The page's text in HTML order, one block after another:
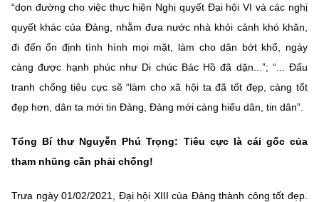
“dọn đường cho việc thực hiện Nghị quyết Đại hội VI và các nghị
quyết khác của Đảng, nhằm đưa nước nhà khỏi cảnh khó khăn,
đi đến ổn định tình hình mọi mặt, làm cho dân bớt khổ, ngày
càng được hạnh phúc như Di chúc Bác Hồ đã dặn...”; “... Đấu
tranh chống tiêu cực sẽ “làm cho xã hội ta đã tốt đẹp, càng tốt
đẹp hơn, dân ta mới tin Đảng, Đảng mới càng hiểu dân, tin dân”.
Tổng Bí thư Nguyễn Phú Trọng: Tiêu cực là cái gốc của
tham nhũng cần phải chống!
Trưa ngày 01/02/2021, Đại hội XIII của Đảng thành công tốt đẹp.